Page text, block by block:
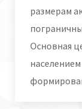
размерам
Основная